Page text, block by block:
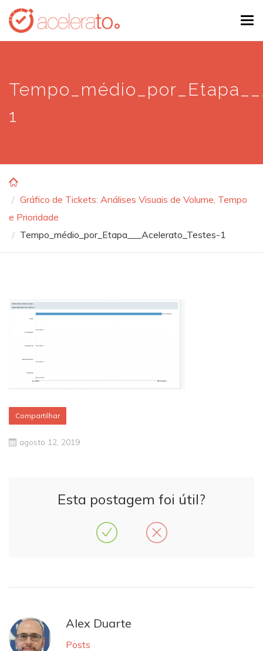
Skip
main
1
Gráfico de Tickets: Análises Visuais de Volume, Tempo
e Prioridade
Tempo_médio_por_Etapa___Acelerato_Testes-1
Compartilhar
agosto 12, 2019
Esta postagem foi útil?
Alex Duarte
Posts